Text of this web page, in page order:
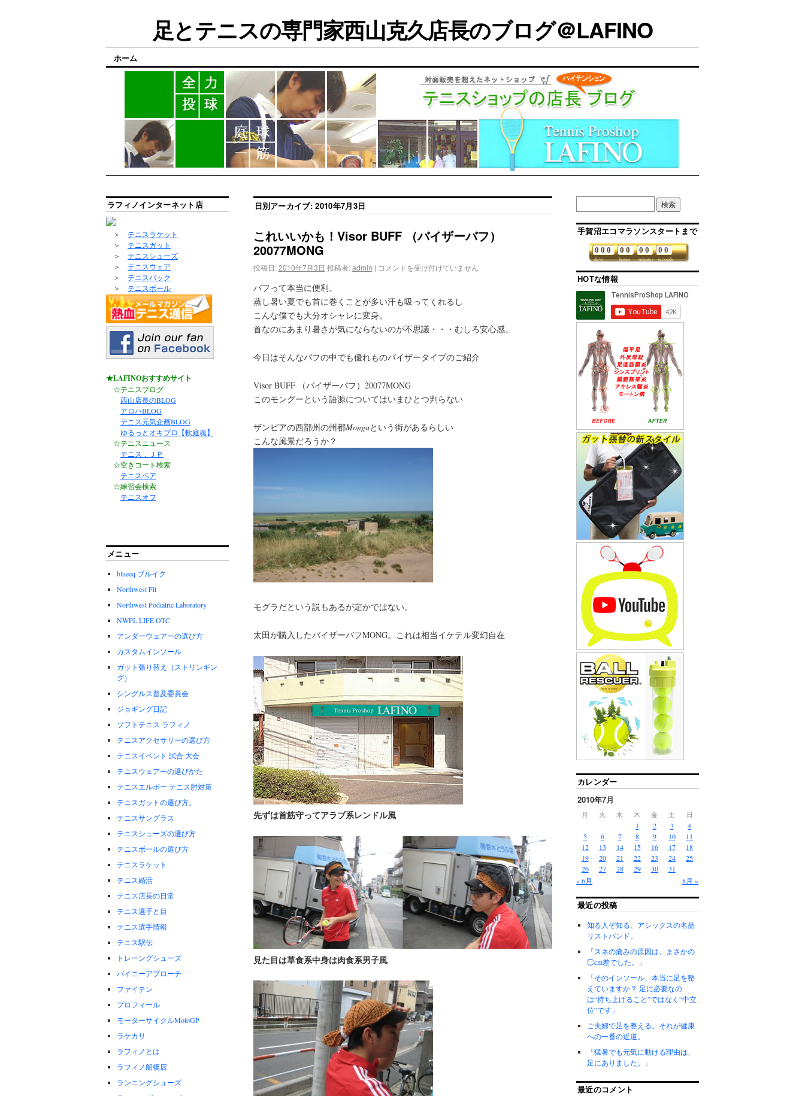
足とテニスの専門家西山克久店長のブログ＠LAFINO
ホーム
日別アーカイブ:2010年7月3日
これいいかも！Visor BUFF （バイザーバフ）
20077MONG
投稿日: 2010年7月3日 投稿者: admin | コメントを受け付けていません
バフって本当に便利。
蒸し暑い夏でも首に巻くことが多い汗も吸ってくれるし
こんな僕でも大分オシャレに変身。
首なのにあまり暑さが気にならないのが不思議・・・むしろ安心感。
今日はそんなバフの中でも優れものバイザータイプのご紹介
Visor BUFF （バイザーバフ）20077MONG
このモングーという語源についてはいまひとつ判らない
ザンビアの西部州の州都Monguという街があるらしい
こんな風景だろうか？
モグラだという説もあるが定かではない。
太田が購入したバイザーバフMONG。これは相当イケテル変幻自在
先ずは首筋守ってアラブ系レンドル風
見た目は草食系中身は肉食系男子風
ラフィノインターネット店
＞ テニスラケット
＞ テニスガット
＞ テニスシューズ
＞ テニスウェア
＞ テニスバック
＞ テニスボール
★LAFINOおすすめサイト
☆テニスブログ
西山店長のBLOG
アロハBLOG
テニス元気企画BLOG
ゆるっとオキブロ【軟庭魂】
☆テニスニュース
テニス．ＪＰ
☆空きコート検索
テニスベア
☆練習会検索
テニスオフ
メニュー
blueeq ブルイク
Northwest Fit
Northwest Podiatric Laboratory
NWPL LIFE OTC
アンダーウェアーの選び方
カスタムインソール
ガット張り替え（ストリンギン
グ）
シングルス普及委員会
ジョギング日記
ソフトテニス ラフィノ
テニスアクセサリーの選び方
テニスイベント 試合 大会
テニスウェアーの選びかた
テニスエルボー.テニス肘対策
テニスガットの選び方。
テニスサングラス
テニスシューズの選び方
テニスボールの選び方
テニスラケット
テニス婚活
テニス店長の日常
テニス選手と目
テニス選手情報
テニス駅伝
トレーングシューズ
バイニーアプローチ
ファイテン
プロフィール
モーターサイクルMotoGP
ラケカリ
ラフィノとは
ラフィノ船橋店
ランニングシューズ
手賀沼エコマラソンスタートまで
days
0 0 0
hours
0 0
minutes
0 0
seconds
0 0
HOTな情報
カレンダー
2010年7月
月 火 水 木 金 土 日
« 6月 8月 »
1 2 3
4
5
6 7 8 9 10
11
12
13 14 15 16 17
18
19
20 21 22 23 24
25
26
27 28 29 30 31
最近の投稿
知る人ぞ知る、アシックスの名品
リストバンド。
「スネの痛みの原因は、まさかの
◯cm差でした。」
「そのインソール、本当に足を整
えていますか？ 足に必要なの
は“持ち上げること”ではなく“中立
位”です」
ご夫婦で足を整える。それが健康
への一番の近道。
「猛暑でも元気に動ける理由は、
足にありました。」
最近のコメント